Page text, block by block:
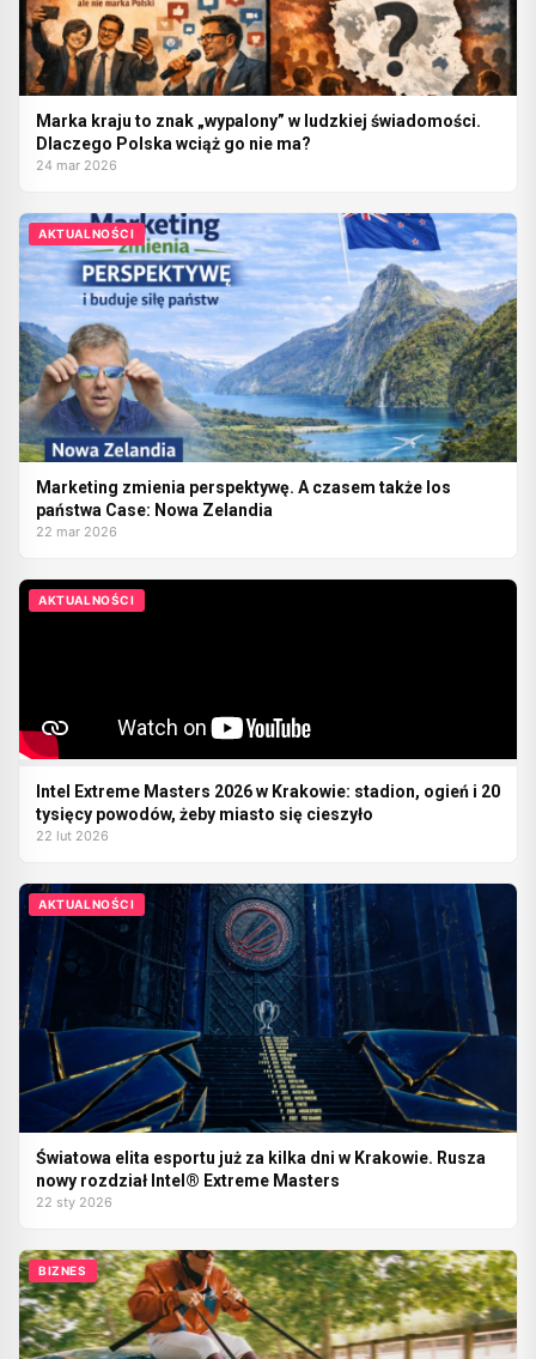
Marka kraju to znak „wypalony” w ludzkiej świadomości.
Dlaczego Polska wciąż go nie ma?
24 mar 2026
AKTUALNOŚCI
Marketing zmienia perspektywę. A czasem także los
państwa Case: Nowa Zelandia
22 mar 2026
AKTUALNOŚCI
Intel Extreme Masters 2026 w Krakowie: stadion, ogień i 20
tysięcy powodów, żeby miasto się cieszyło
22 lut 2026
AKTUALNOŚCI
Światowa elita esportu już za kilka dni w Krakowie. Rusza
nowy rozdział Intel® Extreme Masters
22 sty 2026
BIZNES